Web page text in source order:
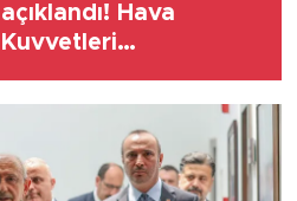
açıklandı! Hava
Kuvvetleri
Orgeneral Rafet
Dalkıran atandı